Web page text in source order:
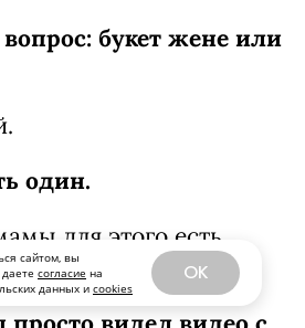
сайтом, вы
согласие на
данных и cookies
OK
букет жене или
один.
для этого есть